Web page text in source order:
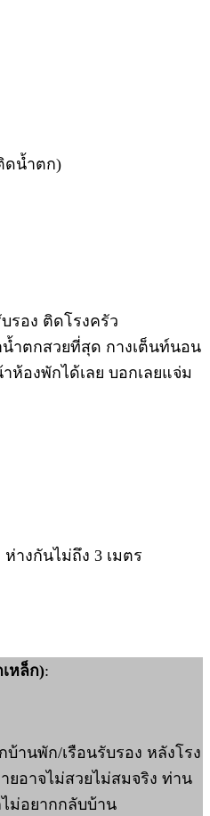
ดน้ำตก)
รอง ติดโรงครัว
ตกสวยที่สุด กางเต็นท์นอน
องพักได้เลย บอกเลยแจ่ม
างกันไม่ถึง 3 เมตร
หล็ก):
านพัก/เรือนรับรอง หลังโรง
อาจไม่สวยไม่สมจริง ท่าน
ม่อยากกลับบ้าน